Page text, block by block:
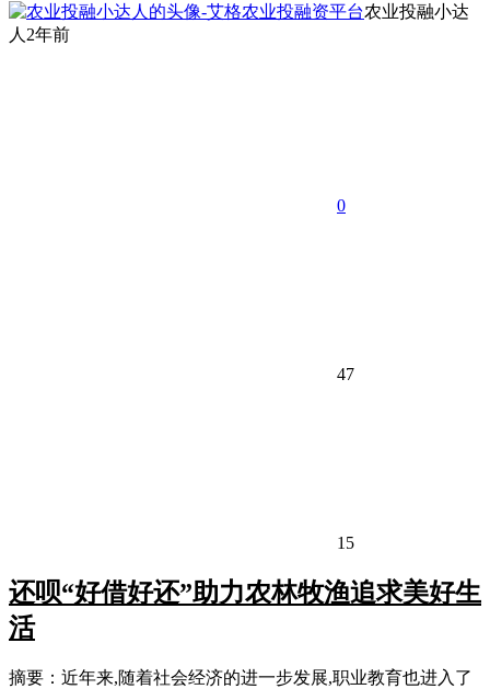
农业投融小达
人2年前
0
47
15
还呗“好借好还”助力农林牧渔追求美好生
活
摘要：近年来,随着社会经济的进一步发展,职业教育也进入了